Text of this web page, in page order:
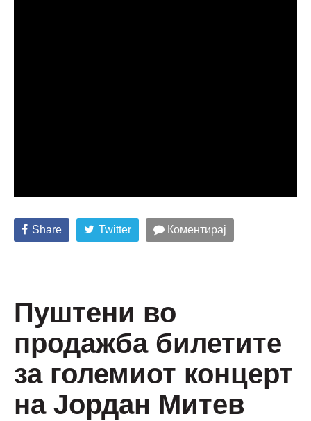
Share Twitter Коментирај
Пуштени во
продажба билетите
за големиот концерт
на Јордан Митев